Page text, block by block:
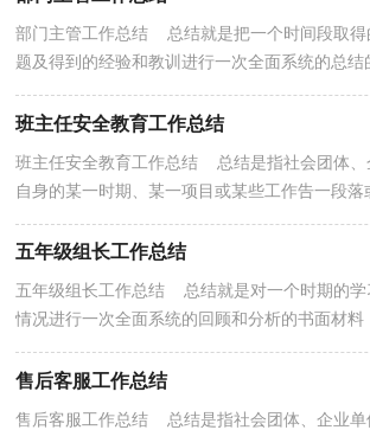
部门主管工作总结 总结就是把一个时间段取得
题及得到的经验和教训进行一次全面系统的总结
提升我们发现问题的能力，不妨让我们认真地完
班主任安全教育工作总结
班主任安全教育工作总结 总结是指社会团体、
自身的某一时期、某一项目或某些工作告一段
五年级组长工作总结
五年级组长工作总结 总结就是对一个时期的学
情况进行一次全面系统的回顾和分析的书面材料
地、系统地了解以往的学习和工作情况，不如静
售后客服工作总结
售后客服工作总结 总结是指社会团体、企业单